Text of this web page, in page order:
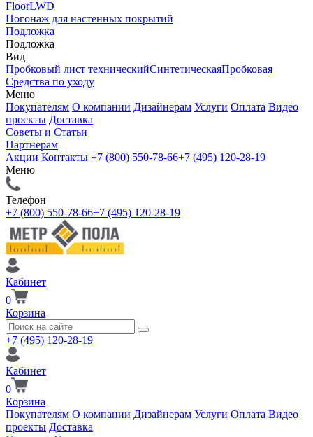
FloorLWD
Погонаж для настенных покрытий
Подложка
Подложка
Вид
Пробковый лист техническийСинтетическаяПробковая
Средства по уходу
Меню
Покупателям О компании Дизайнерам Услуги Оплата Видео
проекты Доставка
Советы и Статьи
Партнерам
Акции Контакты +7 (800) 550-78-66+7 (495) 120-28-19
Меню
Телефон
+7 (800) 550-78-66+7 (495) 120-28-19
Кабинет
0
Корзина
+7 (495) 120-28-19
Кабинет
0
Корзина
Покупателям О компании Дизайнерам Услуги Оплата Видео
проекты Доставка